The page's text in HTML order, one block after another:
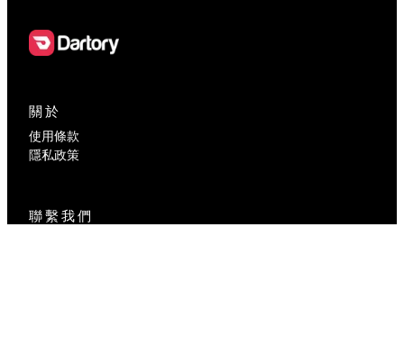
關於
使用條款
隱私政策
聯繫我們